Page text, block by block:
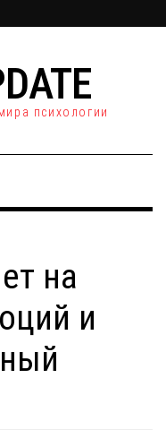
психологии
на
и